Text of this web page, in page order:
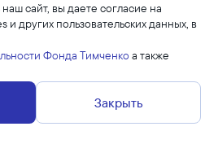
Фонд поддержал 541
выделены на
отмечены 19 первых
дела» и сообщество
вдвое. Всё это – в
сайт, вы даете согласие на
и других пользовательских данных, в
Фонда Тимченко а также
Закрыть